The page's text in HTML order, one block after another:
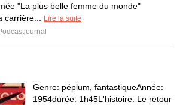
"La plus belle femme du monde"
carrière...
Lire la suite
Genre: péplum, fantastiqueAnnée:
1954durée: 1h45L'histoire: Le retour